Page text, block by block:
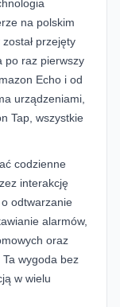
na polskim
przejęty
po raz pierwszy
Echo i od
urządzeniami,
Tap, wszystkie
codzienne
interakcję
odtwarzanie
alarmów,
oraz
wygoda bez
w wielu